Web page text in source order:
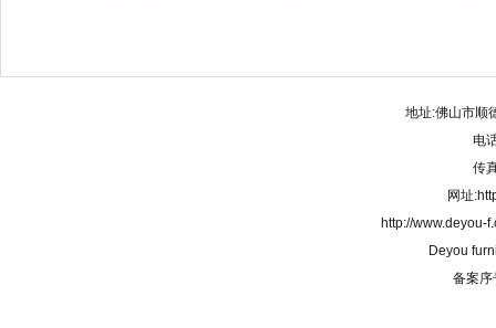
地址:佛山市顺
电
传
网址
http://www.deyou-
Deyou
备案